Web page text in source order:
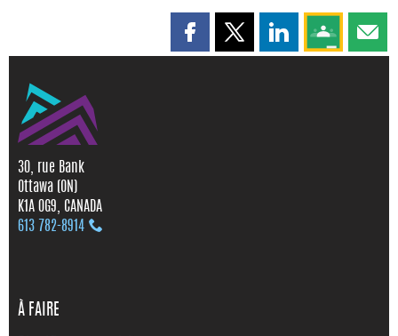
Partager cette page sur
Partager cette page sur X
Partager cette
Partagez
30, rue Bank
Ottawa (ON)
K1A 0G9, CANADA
613 782‑8914
À FAIRE